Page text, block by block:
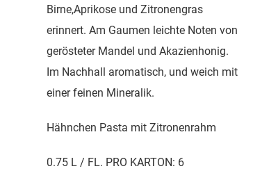
Birne,Aprikose und Zitronengras
erinnert. Am Gaumen leichte Noten von
gerösteter Mandel und Akazienhonig.
Im Nachhall aromatisch, und weich mit
einer feinen Mineralik.
Hähnchen Pasta mit Zitronenrahm
0.75 L / FL. PRO KARTON: 6